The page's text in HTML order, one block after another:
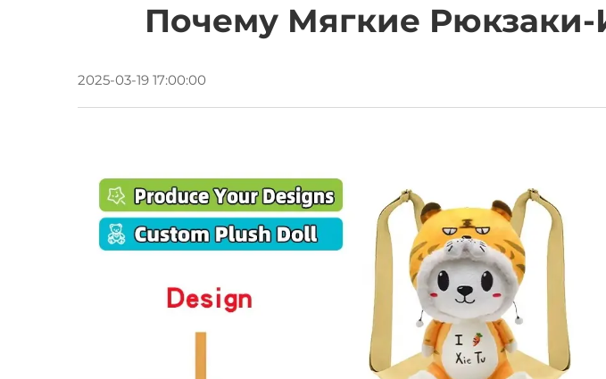
Почему Мягкие
2025-03-19 17:00:00